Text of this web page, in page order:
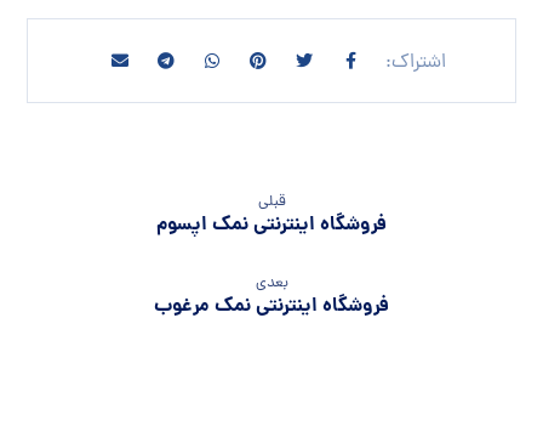
قبلی
فروشگاه اینترنتی نمک اپسوم
بعدی
فروشگاه اینترنتی نمک مرغوب